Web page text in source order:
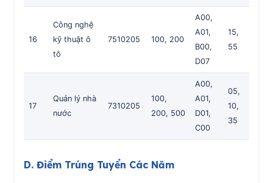
16
Công nghệ
kỹ thuật ô
tô
7510205 100, 200
A00,
A01,
B00,
D07
15,
55
17
Quản lý nhà
nước
7310205
100,
200, 500
A00,
A01,
D01,
C00
05,
10,
35
D. Điểm Trúng Tuyển Các Năm